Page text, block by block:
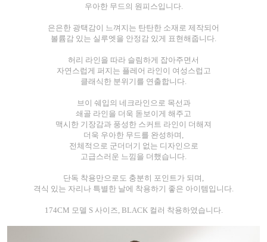
우아한 무드의 원피스입니다.
은은한 광택감이 느껴지는 탄탄한 소재로 제작되어
볼륨감 있는 실루엣을 안정감 있게 표현해줍니다.
허리 라인을 따라 슬림하게 잡아주면서
자연스럽게 퍼지는 플레어 라인이 여성스럽고
클래식한 분위기를 연출합니다.
브이 쉐입의 네크라인으로 목선과
쇄골 라인을 더욱 돋보이게 해주고
맥시한 기장감과 풍성한 스커트 라인이 더해져
더욱 우아한 무드를 완성하며,
전체적으로 군더더기 없는 디자인으로
고급스러운 느낌을 더했습니다.
단독 착용만으로도 충분히 포인트가 되며,
격식 있는 자리나 특별한 날에 착용하기 좋은 아이템입니다.
174CM 모델 S 사이즈, BLACK 컬러 착용하였습니다.